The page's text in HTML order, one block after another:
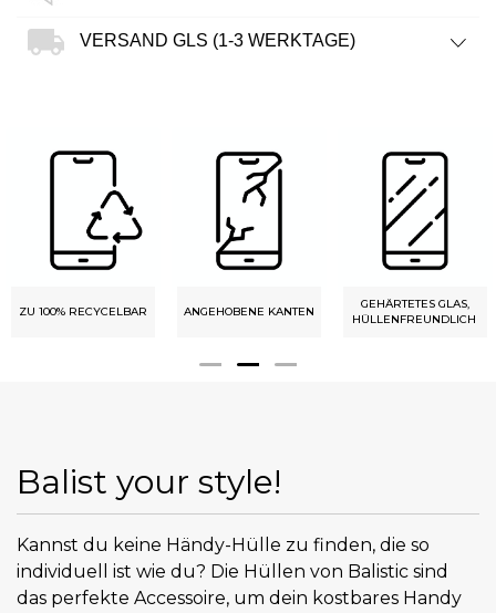
VERSAND GLS (1-3 WERKTAGE)
ZU 100% RECYCELBAR ANGEHOBENE KANTEN
GEHÄRTETES GLAS,
HÜLLENFREUNDLICH
Balist your style!
Kannst du keine Händy-Hülle zu finden, die so
individuell ist wie du? Die Hüllen von Balistic sind
das perfekte Accessoire, um dein kostbares Handy